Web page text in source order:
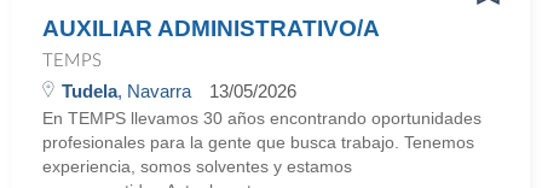
AUXILIAR ADMINISTRATIVO/A
TEMPS
Tudela, Navarra 13/05/2026
En TEMPS llevamos 30 años encontrando oportunidades
profesionales para la gente que busca trabajo. Tenemos
experiencia, somos solventes y estamos